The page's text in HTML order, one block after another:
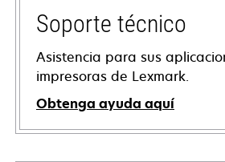
Soporte técnico
Asistencia para sus
impresoras de Lexmark.
Obtenga ayuda aquí
se
abre